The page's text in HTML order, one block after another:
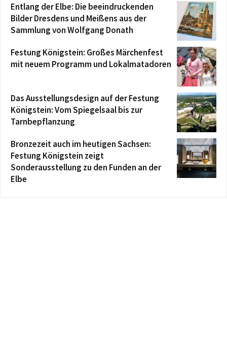
Entlang der Elbe: Die beeindruckenden
Bilder Dresdens und Meißens aus der
Sammlung von Wolfgang Donath
Festung Königstein: Großes Märchenfest
mit neuem Programm und Lokalmatadoren
Das Ausstellungsdesign auf der Festung
Königstein: Vom Spiegelsaal bis zur
Tarnbepflanzung
Bronzezeit auch im heutigen Sachsen:
Festung Königstein zeigt
Sonderausstellung zu den Funden an der
Elbe